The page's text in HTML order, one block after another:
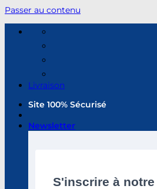
Passer au contenu
Livraison
Site 100% Sécurisé
Newsletter
S'inscrire à